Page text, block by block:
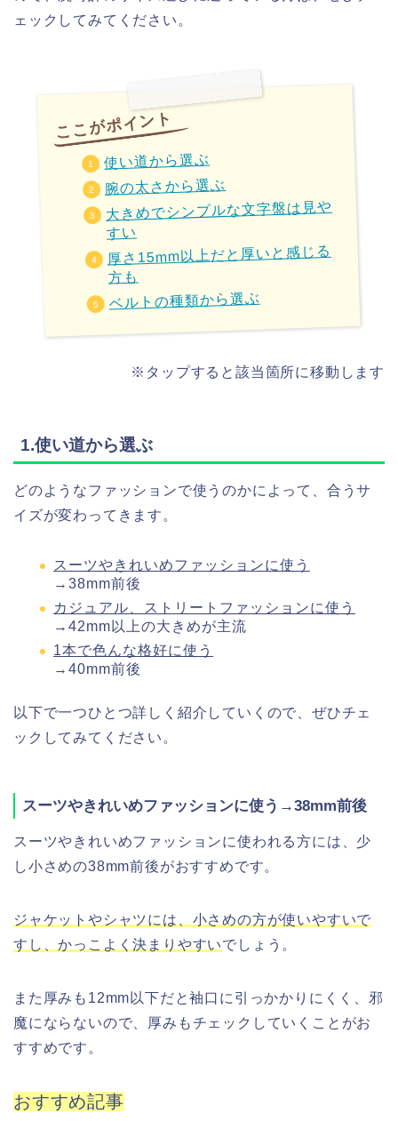
ェックしてみてください。
使い道から選ぶ
腕の太さから選ぶ
大きめでシンプルな文字盤は見や
すい
厚さ15mm以上だと厚いと感じる
方も
ベルトの種類から選ぶ
※タップすると該当箇所に移動します
1.使い道から選ぶ
どのようなファッションで使うのかによって、合うサ
イズが変わってきます。
スーツやきれいめファッションに使う
→38mm前後
カジュアル、ストリートファッションに使う
→42mm以上の大きめが主流
1本で色んな格好に使う
→40mm前後
以下で一つひとつ詳しく紹介していくので、ぜひチェ
ックしてみてください。
スーツやきれいめファッションに使う→38mm前後
スーツやきれいめファッションに使われる方には、少
し小さめの38mm前後がおすすめです。
ジャケットやシャツには、小さめの方が使いやすいで
すし、かっこよく決まりやすいでしょう。
また厚みも12mm以下だと袖口に引っかかりにくく、邪
魔にならないので、厚みもチェックしていくことがお
すすめです。
おすすめ記事